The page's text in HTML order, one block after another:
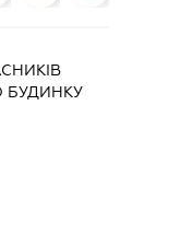
БУДИНКУ